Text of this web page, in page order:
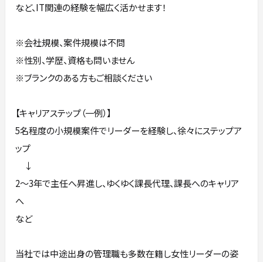
など、IT関連の経験を幅広く活かせます！
※会社規模、案件規模は不問
※性別、学歴、資格も問いません
※ブランクのある方もご相談ください
【キャリアステップ（一例）】
5名程度の小規模案件でリーダーを経験し、徐々にステップア
ップ
↓
2～3年で主任へ昇進し、ゆくゆく課長代理、課長へのキャリア
へ
など
当社では中途出身の管理職も多数在籍し女性リーダーの姿